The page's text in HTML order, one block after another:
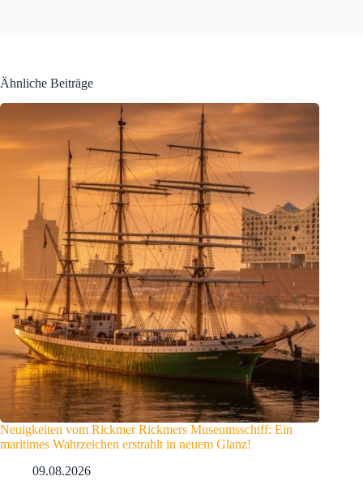
Ähnliche Beiträge
Neuigkeiten vom Rickmer Rickmers Museumsschiff: Ein
maritimes Wahrzeichen erstrahlt in neuem Glanz!
09.08.2026